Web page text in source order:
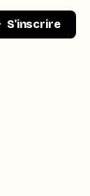
S'inscrire